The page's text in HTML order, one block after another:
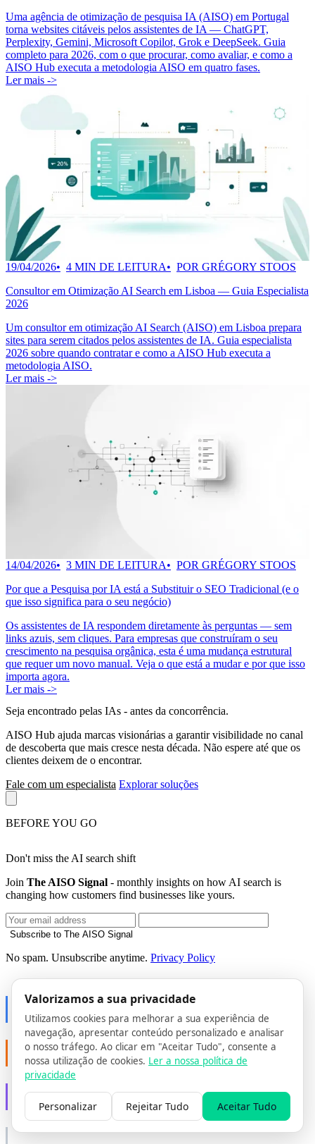
Uma agência de otimização de pesquisa IA (AISO) em Portugal
torna websites citáveis pelos assistentes de IA — ChatGPT,
Perplexity, Gemini, Microsoft Copilot, Grok e DeepSeek. Guia
completo para 2026, com o que procurar, como avaliar, e como a
AISO Hub executa a metodologia AISO em quatro fases.
Ler mais ->
19/04/2026 4 MIN DE LEITURA
POR GRÉGORY STOOS
Consultor em Otimização AI Search em Lisboa — Guia Especialista
2026
Um consultor em otimização AI Search (AISO) em Lisboa prepara
sites para serem citados pelos assistentes de IA. Guia especialista
2026 sobre quando contratar e como a AISO Hub executa a
metodologia AISO.
Ler mais ->
14/04/2026 3 MIN DE LEITURA
POR GRÉGORY STOOS
Por que a Pesquisa por IA está a Substituir o SEO Tradicional (e o
que isso significa para o seu negócio)
Os assistentes de IA respondem diretamente às perguntas — sem
links azuis, sem cliques. Para empresas que construíram o seu
crescimento na pesquisa orgânica, esta é uma mudança estrutural
que requer um novo manual. Veja o que está a mudar e por que isso
importa agora.
Ler mais ->
Seja encontrado pelas IAs - antes da concorrência.
AISO Hub ajuda marcas visionárias a garantir visibilidade no canal
de descoberta que mais cresce nesta década. Não espere até que os
clientes deixem de o encontrar.
Fale com um especialista Explorar soluções
BEFORE YOU GO
Don't miss the AI search shift
Join The AISO Signal - monthly insights on how AI search is
changing how customers find businesses like yours.
Subscribe to The AISO Signal
No spam. Unsubscribe anytime. Privacy Policy
AISO Dev
Ship AI, not slideware.
AISO Buzz
Social that actually grows.
AISO Learn
Learn to show up in AI answers.
AISO Group
Valorizamos a sua privacidade
Utilizamos cookies para melhorar a sua experiência de
navegação, apresentar conteúdo personalizado e analisar
o nosso tráfego. Ao clicar em "Aceitar Tudo", consente a
nossa utilização de cookies. Ler a nossa política de
privacidade
Personalizar Rejeitar Tudo Aceitar Tudo